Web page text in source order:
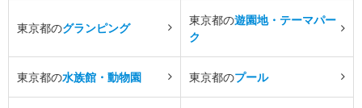
東京都のグランピング
東京都の遊園地・テーマパー
ク
東京都の水族館・動物園 東京都のプール